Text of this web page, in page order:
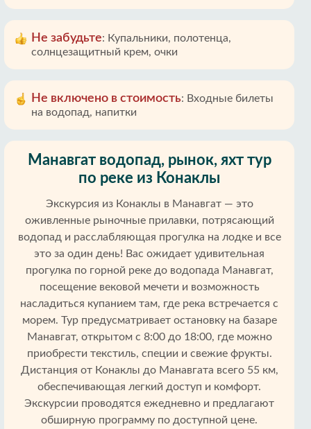
Не забудьте: Купальники, полотенца,
солнцезащитный крем, очки
Не включено в стоимость: Входные билеты
на водопад, напитки
Манавгат водопад, рынок, яхт тур
по реке из Конаклы
Экскурсия из Конаклы в Манавгат — это
оживленные рыночные прилавки, потрясающий
водопад и расслабляющая прогулка на лодке и все
это за один день! Вас ожидает удивительная
прогулка по горной реке до водопада Манавгат,
посещение вековой мечети и возможность
насладиться купанием там, где река встречается с
морем. Тур предусматривает остановку на базаре
Манавгат, открытом с 8:00 до 18:00, где можно
приобрести текстиль, специи и свежие фрукты.
Дистанция от Конаклы до Манавгата всего 55 км,
обеспечивающая легкий доступ и комфорт.
Экскурсии проводятся ежедневно и предлагают
обширную программу по доступной цене.